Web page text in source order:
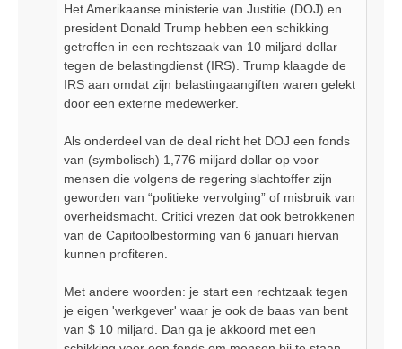
Het Amerikaanse ministerie van Justitie (DOJ) en
president Donald Trump hebben een schikking
getroffen in een rechtszaak van 10 miljard dollar
tegen de belastingdienst (IRS). Trump klaagde de
IRS aan omdat zijn belastingaangiften waren gelekt
door een externe medewerker.
Als onderdeel van de deal richt het DOJ een fonds
van (symbolisch) 1,776 miljard dollar op voor
mensen die volgens de regering slachtoffer zijn
geworden van “politieke vervolging” of misbruik van
overheidsmacht. Critici vrezen dat ook betrokkenen
van de Capitoolbestorming van 6 januari hiervan
kunnen profiteren.
Met andere woorden: je start een rechtzaak tegen
je eigen 'werkgever' waar je ook de baas van bent
van $ 10 miljard. Dan ga je akkoord met een